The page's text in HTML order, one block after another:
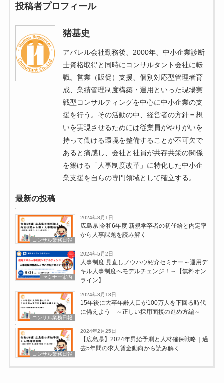
投稿者プロフィール
猪基史
アパレル会社勤務後、2000年、中小企業診断
士資格取得と同時にコンサルタント会社に転
職。営業（販促）支援、個別対応型管理者育
成、業績管理制度構築・運用といった現場実
戦型コンサルティングを中心に中小企業の支
援を行う。その活動の中、経営者の方針＝想
いを実現させるためには従業員がやりがいを
持って働ける環境を整備することが不可欠で
あると痛感し、会社と社員が共存共栄の関係
を築ける「人事制度改革」に特化した中小企
業支援を自らの専門領域として確立する。
最新の投稿
コンサル業務日報
2024年8月1日
広島県|令和6年度 新規学卒者の初任給と内定率
から人事課題を読み解く
セミナー案内
2024年5月2日
人事制度 見直しノウハウ紹介セミナー～運用デ
キル人事制度へモデルチェンジ！～【無料オン
ライン】
コンサル業務日報
2024年3月18日
15年後に大卒年齢人口が100万人を下回る時代
に備えよう ～正しい採用面接の進め方編～
コンサル業務日報
2024年2月25日
【広島県】2024年昇給予測と人材確保戦略｜過
去5年間の求人賃金動向から読み解く